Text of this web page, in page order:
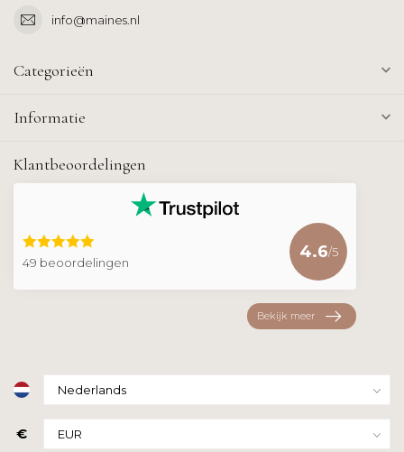
info@maines.nl
Categorieën
Informatie
Klantbeoordelingen
49 beoordelingen
4.6/5
Bekijk meer
€